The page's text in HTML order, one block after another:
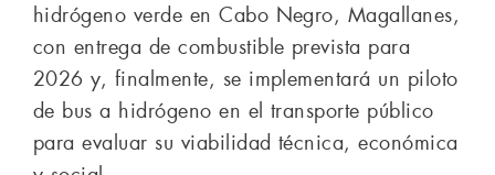
hidrógeno verde en Cabo Negro, Magallanes,
con entrega de combustible prevista para
2026 y, finalmente, se implementará un piloto
de bus a hidrógeno en el transporte público
para evaluar su viabilidad técnica, económica